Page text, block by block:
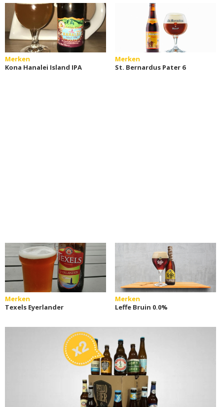
Merken
Kona Hanalei Island IPA
Merken
St. Bernardus Pater 6
Merken
Texels Eyerlander
Merken
Leffe Bruin 0.0%